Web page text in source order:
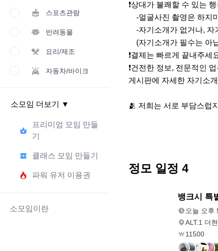
스포츠관람
반려동물
요리/제조
자동차/바이크
소모임 더보기 ▼
프리미엄 모임 만들
기
클래스 모임 만들기
파워 유저 이용권
소모임이란
❗️상대가 불쾌할 수 있는
❗️결제는 빠르게 끝내주세
❗️건전한 정보, 전문적인
게시판에 자세한 자기소
🫂 저희는 서로 부담스럽
정모 일정 4
뱅크시 특
오늘 오후
ALT.1 더
11500